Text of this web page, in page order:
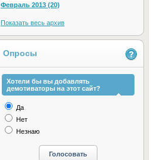
Февраль 2013 (20)
Показать весь архив
Опросы
Хотели бы вы добавлять
демотиваторы на этот сайт?
Да
Нет
Незнаю